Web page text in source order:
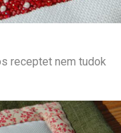
receptet nem tudok